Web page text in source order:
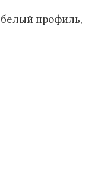
профиль,